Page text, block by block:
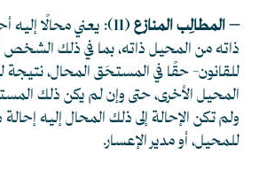
– المطالِب المنازع(11)
: يعني محالًا إليه
ذاته من المحيل ذاته، بما في ذلك الشخص
للقانون- حقًا في المستحَق المحال،
المحيل الأخرى، حتى وإن لم يكن ذلك
ولم تكن الإحالة إلى ذلك المحال إليه إحالة
للمحيل، أو مدير الإعسار.